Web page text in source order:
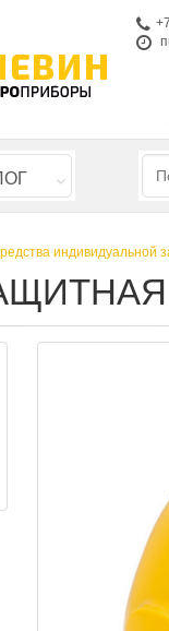
индивидуальной